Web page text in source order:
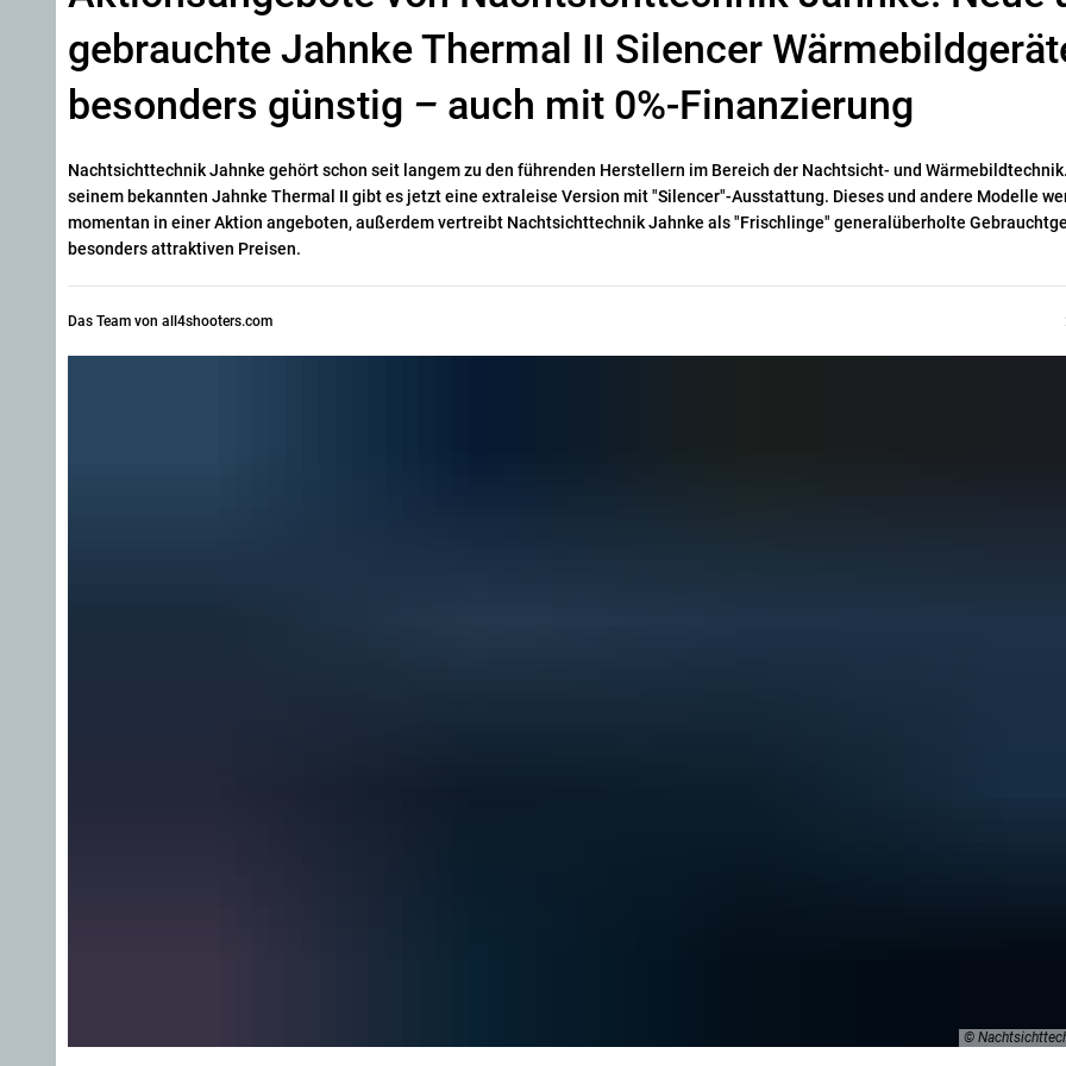
gebrauchte Jahnke Thermal II Silencer
besonders günstig – auch mit 0%-Finanzierung
Nachtsichttechnik Jahnke gehört schon seit langem zu den führenden Herstellern im Bereich der Nachtsicht- und
seinem bekannten Jahnke Thermal II gibt es jetzt eine extraleise Version mit "Silencer"-Ausstattung. Dieses und andere Modelle
momentan in einer Aktion angeboten, außerdem vertreibt Nachtsichttechnik Jahnke als "Frischlinge" generalüberholte
besonders attraktiven Preisen.
Das Team von all4shooters.com
©